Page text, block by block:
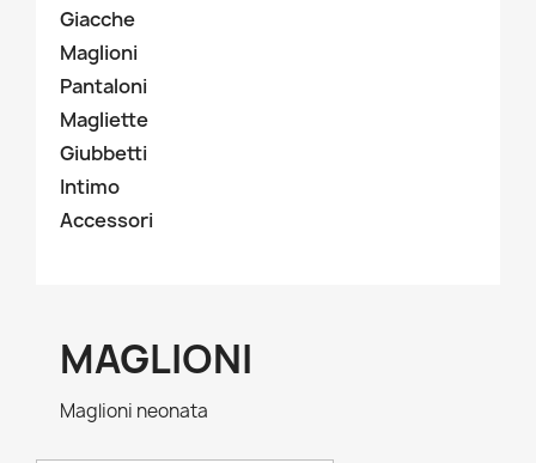
Giacche
Maglioni
Pantaloni
Magliette
Giubbetti
Intimo
Accessori
MAGLIONI
Maglioni neonata